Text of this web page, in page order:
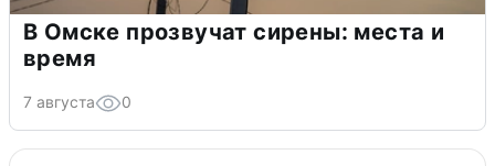
В Омске прозвучат сирены: места и
время
7 августа 0